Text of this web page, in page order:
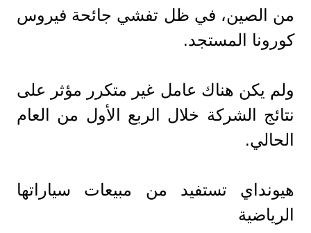
من الصين، في ظل تفشي جائحة فيروس
كورونا المستجد.
ولم يكن هناك عامل غير متكرر مؤثر على
نتائج الشركة خلال الربع الأول من العام
الحالي.
هيونداي تستفيد من مبيعات سياراتها
الرياضية